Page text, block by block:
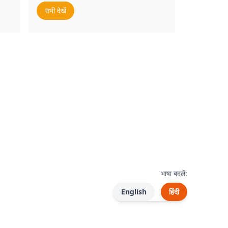
सभी देखें
भाषा बदलें:
English
हिंदी